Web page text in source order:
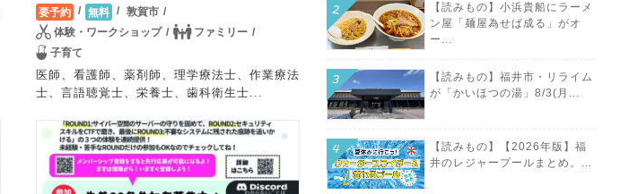
要予約 無料
敦賀市
体験・ワークショップ
ファミリー
子育て
医師、看護師、薬剤師、理学療法士、作業療法
士、言語聴覚士、栄養士、歯科衛生士...
【読みもの】小浜貴船にラーメ
ン屋「麺屋為せば成る」がオ
ー...
【読みもの】福井市・リライム
が「かいほつの湯」8/3(月...
【読みもの】【2026年版】福
井のレジャープールまとめ。...